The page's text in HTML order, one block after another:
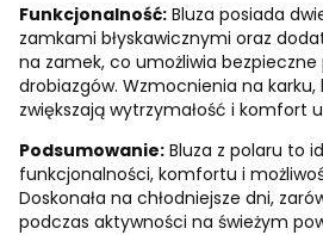
Funkcjonalność: Bluza posiada
zamkami błyskawicznymi oraz
na zamek, co umożliwia
drobiazgów. Wzmocnienia na karku,
zwiększają wytrzymałość i komfort
Podsumowanie: Bluza z polaru to
funkcjonalności, komfortu i
Doskonała na chłodniejsze dni,
podczas aktywności na świeżym